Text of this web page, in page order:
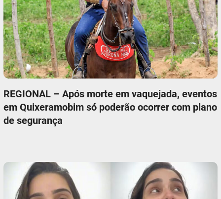
REGIONAL – Após morte em vaquejada, eventos
em Quixeramobim só poderão ocorrer com plano
de segurança